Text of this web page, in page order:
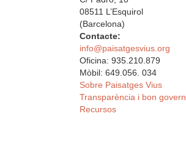
08511 L’Esquirol
(Barcelona)
Contacte:
info@paisatgesvius.org
Oficina: 935.210.879
Mòbil: 649.056. 034
Sobre Paisatges Vius
Transparència i bon govern
Recursos